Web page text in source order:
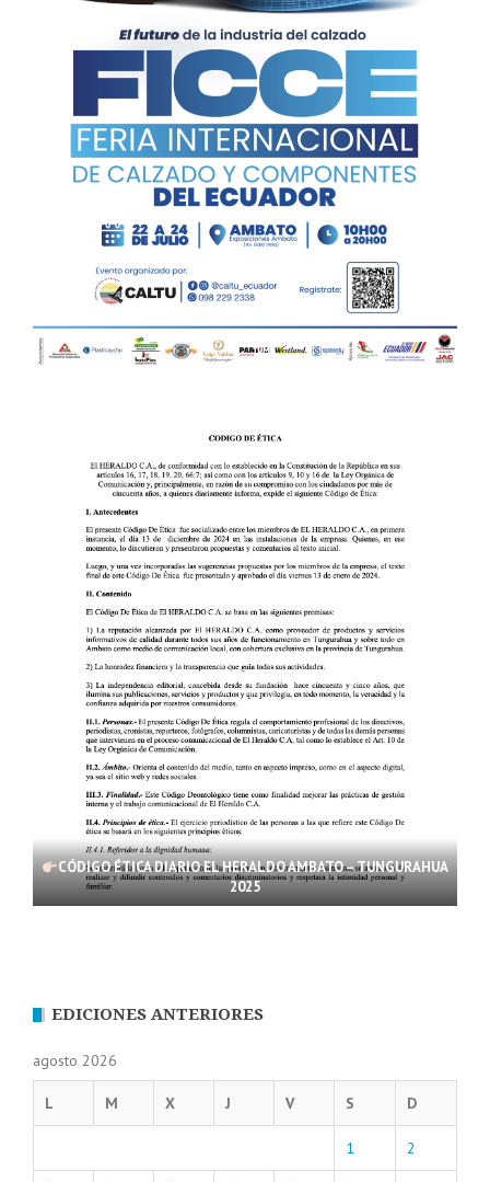
CÓDIGO ÉTICA DIARIO EL HERALDO AMBATO – TUNGURAHUA
2025
EDICIONES ANTERIORES
agosto 2026
L M X J V S D
1 2